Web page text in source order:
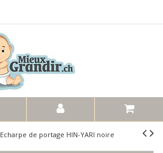
Echarpe de portage HIN-YARI noire